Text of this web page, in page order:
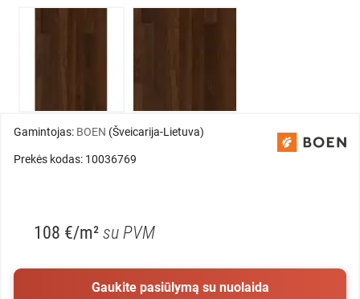
Gamintojas: BOEN (Šveicarija-Lietuva)
Prekės kodas: 10036769
108 €/m² su PVM
Gaukite pasiūlymą su nuolaida